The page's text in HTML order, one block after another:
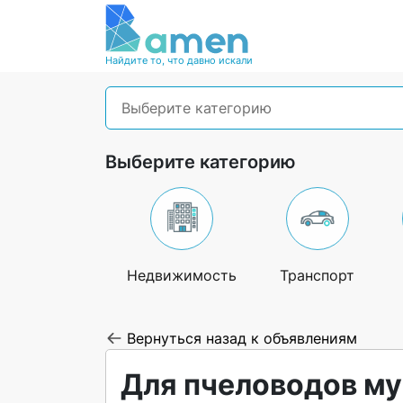
Найдите то, что давно искали
Выберите категорию
Выберите категорию
Недвижимость Транспорт
Вернуться назад к объявлениям
Для пчеловодов